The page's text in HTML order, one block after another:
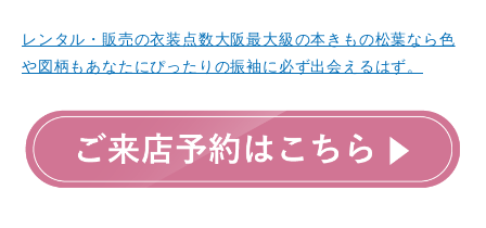
レンタル・販売の衣装点数大阪最大級の本きもの松葉なら色
や図柄もあなたにぴったりの振袖に必ず出会えるはず。